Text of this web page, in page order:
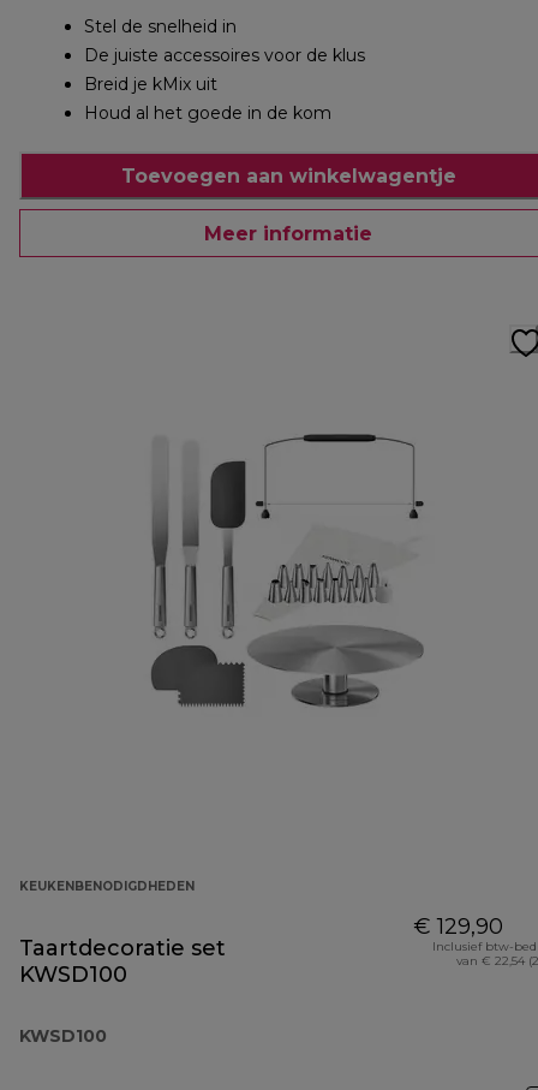
Stel de snelheid in
De juiste accessoires voor de klus
Breid je kMix uit
Houd al het goede in de kom
Toevoegen aan winkelwagentje
Meer informatie
KEUKENBENODIGDHEDEN
Taartdecoratie set
KWSD100
KWSD100
€ 129,90
Inclusief btw-
van € 22,54